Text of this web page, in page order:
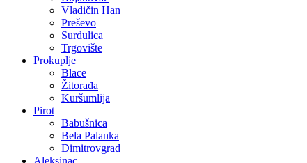
Vladičin Han
Preševo
Surdulica
Trgovište
Prokuplje
Blace
Žitorađa
Kuršumlija
Pirot
Babušnica
Bela Palanka
Dimitrovgrad
Aleksinac